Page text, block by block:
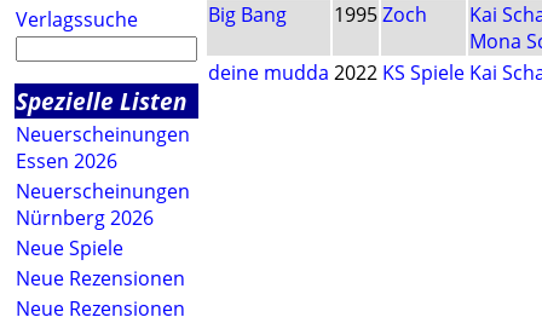
Verlagssuche
Spezielle Listen
Neuerscheinungen
Essen 2026
Neuerscheinungen
Nürnberg 2026
Neue Spiele
Neue Rezensionen
Neue Rezensionen
Big Bang 1995Zoch
Kai
Mona
deine mudda 2022 KS Spiele Kai